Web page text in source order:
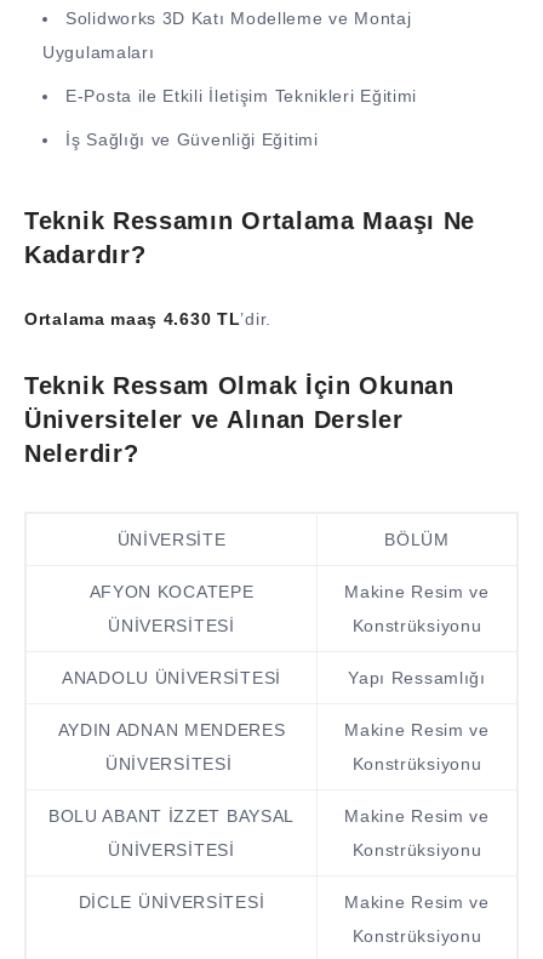
Solidworks 3D Katı Modelleme ve Montaj
Uygulamaları
E-Posta ile Etkili İletişim Teknikleri Eğitimi
İş Sağlığı ve Güvenliği Eğitimi
Teknik Ressamın Ortalama Maaşı Ne
Kadardır?
Ortalama maaş 4.630 TL’dir.
Teknik Ressam Olmak İçin Okunan
Üniversiteler ve Alınan Dersler
Nelerdir?
ÜNİVERSİTE BÖLÜM
AFYON KOCATEPE
ÜNİVERSİTESİ
Makine Resim ve
Konstrüksiyonu
ANADOLU ÜNİVERSİTESİ Yapı Ressamlığı
AYDIN ADNAN MENDERES
ÜNİVERSİTESİ
Makine Resim ve
Konstrüksiyonu
BOLU ABANT İZZET BAYSAL
ÜNİVERSİTESİ
Makine Resim ve
Konstrüksiyonu
DİCLE ÜNİVERSİTESİ
Makine Resim ve
Konstrüksiyonu